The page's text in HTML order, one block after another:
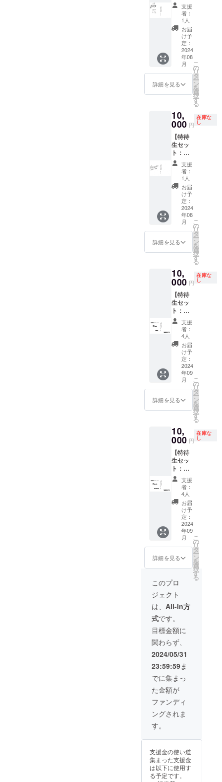
審査の
上、第
３者を
特定す
る内容
や公序
良俗に
反する
場合は
お断り
させて
合がご
ざいま
す。 そ
の場合
CAMPF
IREでご
使用の
ユー
ザーID
を掲載
させて
頂きま
す。
しま
す。 ＊
支援
時、必
ず備考
欄にエ
ンド
ロール
される
(文字の
ネーム
等も可)
をご記
入くだ
さい。
掲載す
るお名
前や企
業名は
審査の
上、第
３者を
特定す
る内容
や公序
反する
場合は
お断り
させて
頂く場
合がご
ざいま
す。 そ
の場合
CAMPF
IREでご
使用の
ユー
ザーID
を掲載
させて
頂きま
す。
ネーム
等も可)
をご記
入くだ
さい。
掲載す
るお名
前や企
業名は
上、第
３者を
や公序
良俗に
反する
場合は
掲載を
お断り
させて
頂く場
合がご
ざいま
す。 そ
の場合
CAMPF
IREでご
ザーID
を掲載
す。
秒予
定）
データ
便にて
お送り
させて
頂きま
す。 ※
支援
時、必
ず備考
へ掲載
を希望
される
(文字の
み、
ニック
ネーム
等も可)
をご記
入くだ
さい。
掲載す
るお名
前や企
業名は
上、第
３者を
や公序
良俗に
反する
場合は
掲載を
お断り
させて
頂く場
合がご
ざいま
す。 そ
の場合
CAMPF
IREでご
ザーID
を掲載
す。
メッ
セージ
動画 ※
ほぼ決
定稿と
なりま
すの
で、一
部完成
映画と
異なる
※御礼
メッ
動画
（15
秒〜30
秒予
定）
データ
便にて
お送り
させて
頂きま
す。 ※
支援
時、必
ず備考
へ掲載
を希望
される
(文字の
み、
ニック
ネーム
等も可)
をご記
入くだ
さい。
掲載す
るお名
前や企
業名は
上、第
３者を
や公序
良俗に
反する
場合は
掲載を
お断り
させて
頂く場
合がご
ざいま
す。 そ
の場合
CAMPF
IREでご
ザーID
を掲載
頂きま
す。
りサイ
ン入り
限定台
本】 ・
出演者
限定サ
イン入
り台本
・エン
ドロー
ルクレ
ジット
l
Thanks
) ・出演
者から
のお礼
メッ
セージ
動画 ※
ほぼ決
定稿と
なりま
すの
で、一
部完成
映画と
異なる
場合が
メッ
セージ
（15
秒〜30
秒予
定）
データ
便にて
お送り
させて
頂きま
す。 ※
支援
時、必
ず備考
欄にエ
を希望
される
(文字の
み、
ニック
ネーム
等も可)
をご記
入くだ
さい。
掲載す
るお名
前や企
業名は
審査の
３者を
特定す
や公序
良俗に
反する
場合は
お断り
させて
頂く場
合がご
ざいま
す。 そ
の場合
CAMPF
IREでご
使用の
ユー
ザーID
を掲載
す。
支援
者：
1人
お届
け予
定：
2024
年08
月
詳細を見る
こ
の
リ
タ
ー
ン
を
選
択
す
る
10,
000 円
在庫な
し
【特待
生セッ
ト：加
瀬百サ
イン入
り限定
台本】
・出演
者限定
サイン
入り台
本 ・エ
ンド
ロール
クレ
(Specia
l
Thanks
) ・出演
者から
のお礼
メッ
セージ
動画 ※
ほぼ決
定稿と
なりま
すの
で、一
部完成
映画と
異なる
※御礼
メッ
動画
（15
秒〜30
秒予
定）
データ
便にて
お送り
させて
頂きま
す。 ※
支援
時、必
ず備考
ロール
を希望
される
み、
ニック
ネーム
等も可)
をご記
さい。
掲載す
前や企
業名は
上、第
る内容
や公序
良俗に
反する
場合は
支援
者：
1人
お届
け予
定：
2024
年08
月
詳細を見る
こ
の
リ
タ
ー
ン
を
選
択
す
る
10,
000 円
在庫な
し
【特待
生セッ
ト：加
瀬百サ
イン入
り限定
台本
（追
加）】
・出演
者限定
サイン
入り台
本 ・エ
ンド
ジット
掲載
(Specia
Thanks
) ・出演
者から
のお礼
メッ
セージ
動画 ※
ほぼ決
定稿と
なりま
すの
で、一
部完成
場合が
ます。
※御礼
メッ
セージ
動画
（15
秒〜30
秒予
データ
便にて
お送り
させて
頂きま
す。 ※
支援
欄にエ
ンド
ロール
へ掲載
を希望
される
支援
者：
4人
お届
け予
定：
2024
年09
月
詳細を見る
こ
の
リ
タ
ー
ン
を
選
択
す
る
10,
000 円
在庫な
し
【特待
生セッ
ト：福
島ひな
たサイ
ン入り
限定台
本（追
加）】
・出演
者限定
サイン
入り台
本 ・エ
ンド
クレ
ジット
掲載
(Specia
l
Thanks
) ・出演
者から
のお礼
メッ
セージ
動画 ※
ほぼ決
定稿と
なりま
すの
で、一
部完成
場合が
ます。
※御礼
メッ
セージ
支援
者：
4人
お届
け予
定：
2024
年09
月
詳細を見る
こ
の
リ
タ
ー
ン
を
選
択
す
る
このプロ
ジェクト
は、 All-In方
式です。
目標金額に
関わらず、
2024/05/31
23:59:59ま
でに集まっ
た金額が
ファンディ
ングされま
す。
支援金の使い道
集まった支援金
は以下に使用す
る予定です。